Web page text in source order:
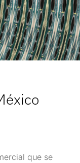
que se